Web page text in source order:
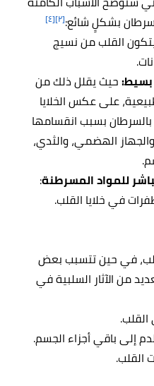
بشكلٍ شائع:[٢] [٤]
القلب من نسيج
بسيط:حيث يقلل ذلك من
على عكس الخلايا
بالسرطان بسبب انقسامها
والجهاز الهضمي، والثدي،
للمواد المسرطنة:
في خلايا القلب.
في حين تتسبب بعض
من الآثار السلبية في
إلى باقي أجزاء الجسم.
القلب.